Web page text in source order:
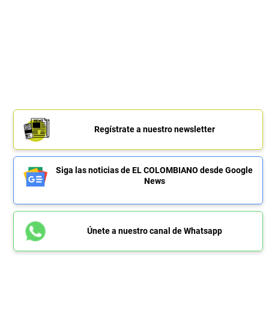
Regístrate a nuestro newsletter
Siga las noticias de EL COLOMBIANO desde Google
News
Únete a nuestro canal de Whatsapp